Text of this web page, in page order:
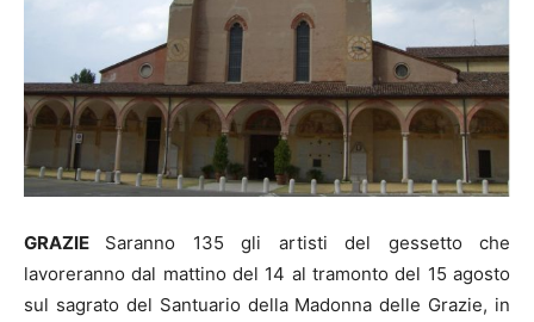
GRAZIE Saranno 135 gli artisti del gessetto che
lavoreranno dal mattino del 14 al tramonto del 15 agosto
sul sagrato del Santuario della Madonna delle Grazie, in